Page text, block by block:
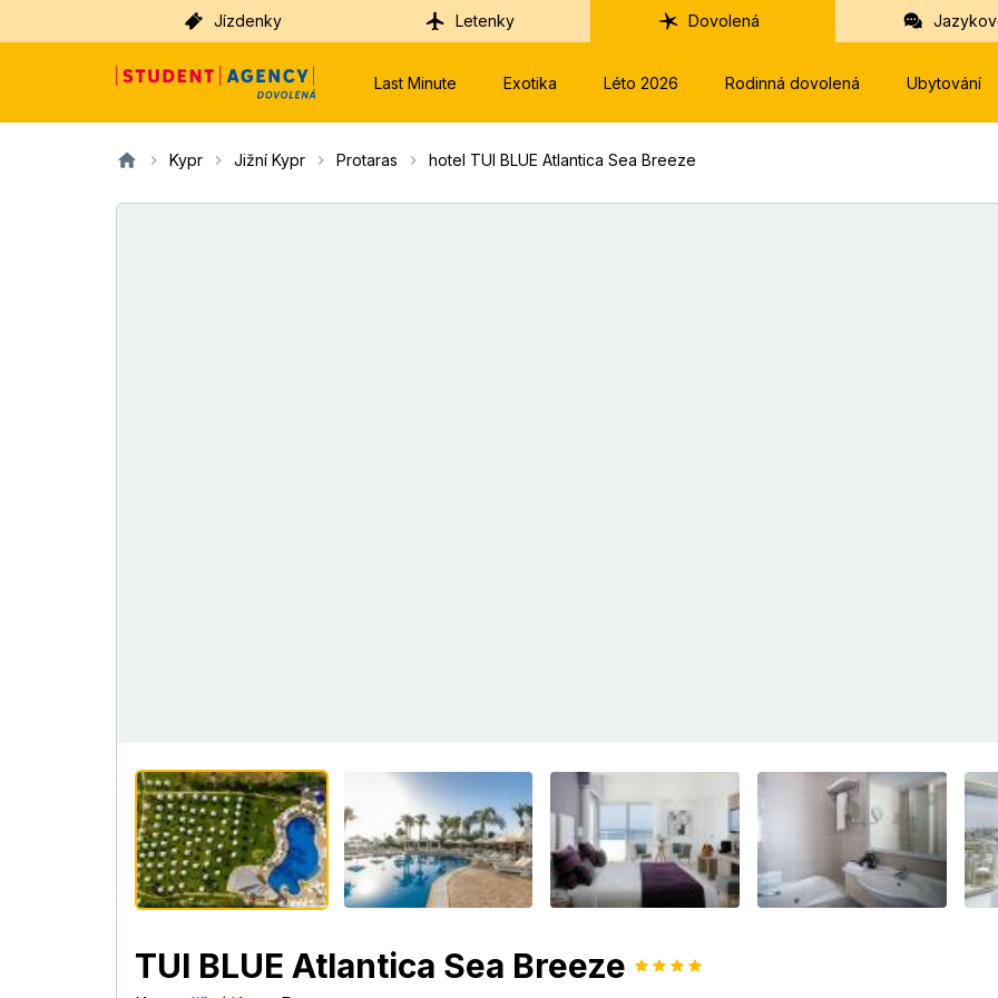
Jízdenky Letenky Dovolená
Last Minute Exotika Léto 2026 Rodinná dovolená Ubytování
Kypr Jižní Kypr Protaras hotel TUI BLUE Atlantica Sea Breeze
TUI BLUE Atlantica Sea Breeze